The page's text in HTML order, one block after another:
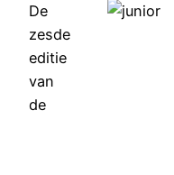
De
zesde
editie
van
de